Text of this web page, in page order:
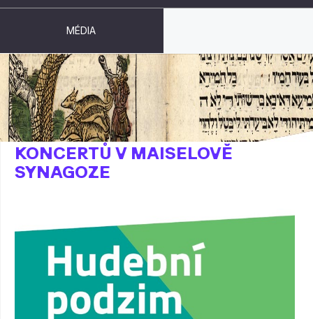
MÉDIA
ABONMÁ PODZIMNÍCH
KONCERTŮ V MAISELOVĚ
SYNAGOZE